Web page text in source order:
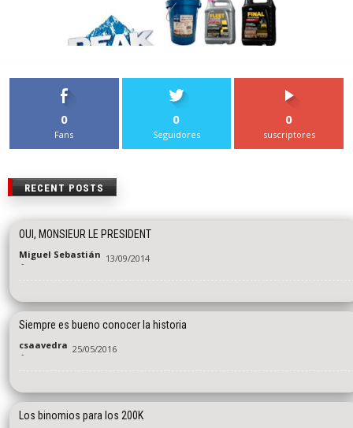
0
Fans
0
Seguidores
0
suscriptores
RECENT POSTS
OUI, MONSIEUR LE PRESIDENT
Miguel Sebastián
- 13/09/2014
Siempre es bueno conocer la historia
csaavedra
- 25/05/2016
Los binomios para los 200K